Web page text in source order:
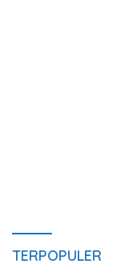
TERPOPULER